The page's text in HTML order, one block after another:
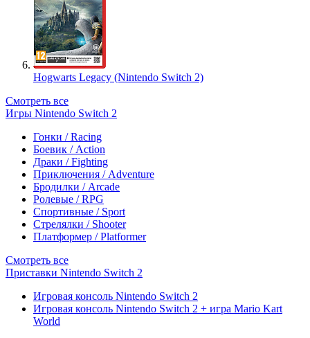
Hogwarts Legacy (Nintendo Switch 2)
Смотреть все
Игры Nintendo Switch 2
Гонки / Racing
Боевик / Action
Драки / Fighting
Приключения / Adventure
Бродилки / Arcade
Ролевые / RPG
Спортивные / Sport
Стрелялки / Shooter
Платформер / Platformer
Смотреть все
Приставки Nintendo Switch 2
Игровая консоль Nintendo Switch 2
Игровая консоль Nintendo Switch 2 + игра Mario Kart
World